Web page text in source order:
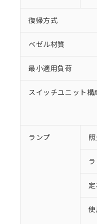
復帰方式
ベゼル材質
最小適用負荷
スイッチユニット構
ランプ